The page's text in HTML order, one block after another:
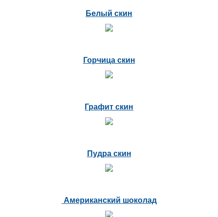
Белый скин
Горчица скин
Графит скин
Пудра скин
Американский шоколад